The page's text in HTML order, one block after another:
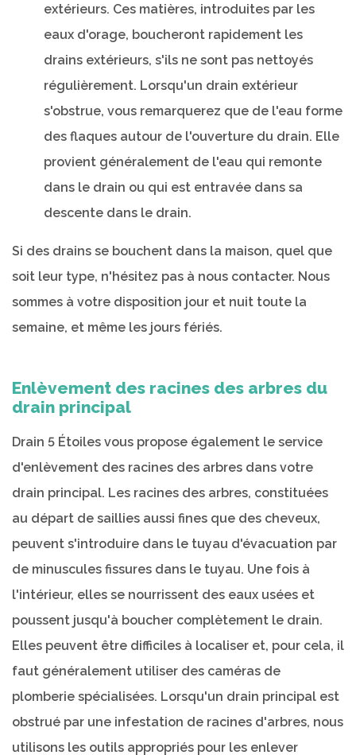
extérieurs. Ces matières, introduites par les
eaux d'orage, boucheront rapidement les
drains extérieurs, s'ils ne sont pas nettoyés
régulièrement. Lorsqu'un drain extérieur
s'obstrue, vous remarquerez que de l'eau forme
des flaques autour de l'ouverture du drain. Elle
provient généralement de l'eau qui remonte
dans le drain ou qui est entravée dans sa
descente dans le drain.
Si des drains se bouchent dans la maison, quel que
soit leur type, n'hésitez pas à nous contacter. Nous
sommes à votre disposition jour et nuit toute la
semaine, et même les jours fériés.
Enlèvement des racines des arbres du
drain principal
Drain 5 Étoiles vous propose également le service
d'enlèvement des racines des arbres dans votre
drain principal. Les racines des arbres, constituées
au départ de saillies aussi fines que des cheveux,
peuvent s'introduire dans le tuyau d'évacuation par
de minuscules fissures dans le tuyau. Une fois à
l'intérieur, elles se nourrissent des eaux usées et
poussent jusqu'à boucher complètement le drain.
Elles peuvent être difficiles à localiser et, pour cela, il
faut généralement utiliser des caméras de
plomberie spécialisées. Lorsqu'un drain principal est
obstrué par une infestation de racines d'arbres, nous
utilisons les outils appropriés pour les enlever